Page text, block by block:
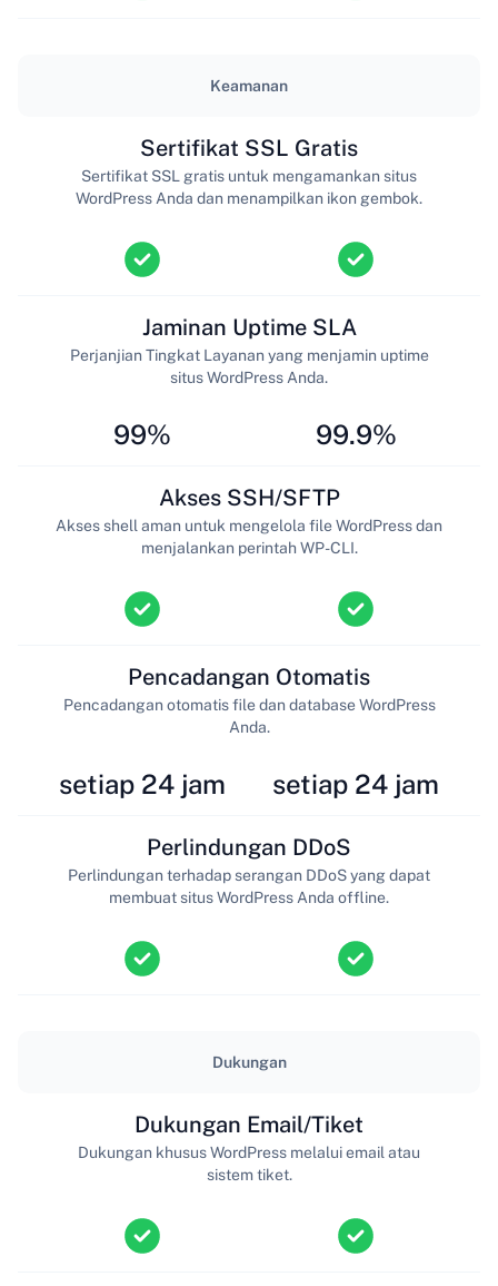
Keamanan
Sertifikat SSL Gratis
Sertifikat SSL gratis untuk mengamankan situs
WordPress Anda dan menampilkan ikon gembok.
99%
Jaminan Uptime SLA
Perjanjian Tingkat Layanan yang menjamin uptime
situs WordPress Anda.
99.9%
Akses SSH/SFTP
Akses shell aman untuk mengelola file WordPress dan
menjalankan perintah WP-CLI.
setiap 24 jam
Pencadangan Otomatis
Pencadangan otomatis file dan database WordPress
Anda.
setiap 24 jam
Perlindungan DDoS
Perlindungan terhadap serangan DDoS yang dapat
membuat situs WordPress Anda offline.
Dukungan
Dukungan Email/Tiket
Dukungan khusus WordPress melalui email atau
sistem tiket.